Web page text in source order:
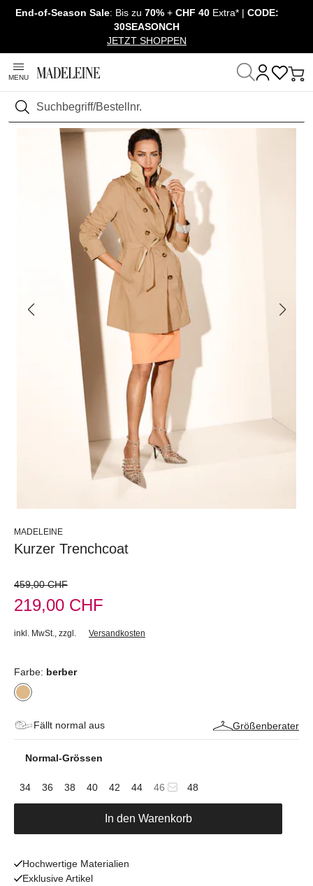
Navigation überspringen, direkt zum Inhalt
End-of-Season Sale: Bis zu 70%+ CHF 40 Extra* | CODE:
30SEASONCH
JETZT SHOPPEN
MENU
Suchen
Startseite Mode Jacken & Mäntel
MADELEINE
Kurzer Trenchcoat
459,00 CHF
219,00 CHF
inkl. MwSt. zzgl. Versandkosten
Farbe: berber
Fällt normal aus Größenberater
Normal-Grössen
34 36 38 40 42 44 46 48
In den Warenkorb
Hochwertige Materialien
Exklusive Artikel